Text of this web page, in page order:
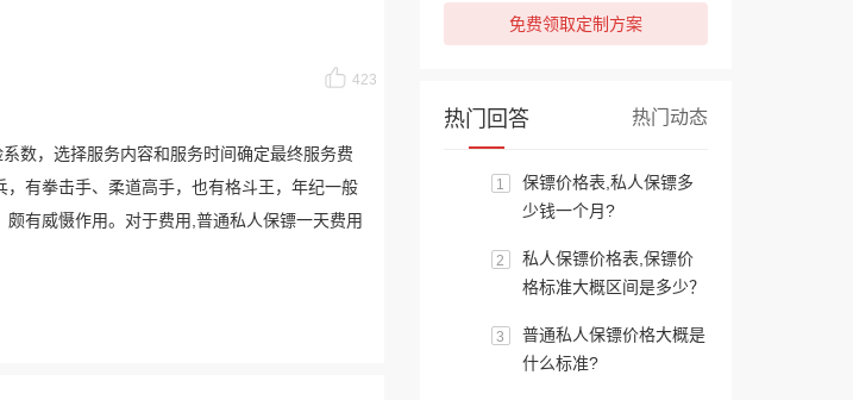
423
数，选择服务内容和服务时间确定最终服务费
有拳击手、柔道高手，也有格斗王，年纪一般
有威慑作用。对于费用,普通私人保镖一天费用
免费领取定制方案
热门回答 热门动态
1
保镖价格表,私人保镖多
少钱一个月?
2
私人保镖价格表,保镖价
格标准大概区间是多少？
3
普通私人保镖价格大概是
什么标准?